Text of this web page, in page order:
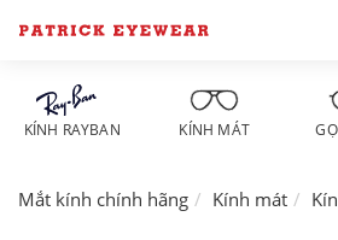
KÍNH RAYBAN KÍNH MÁT
Mắt kính chính hãng Kính mát